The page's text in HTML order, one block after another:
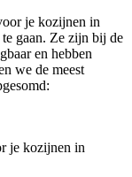
je kozijnen in
gaan. Ze zijn bij de
en hebben
we de meest
je kozijnen in